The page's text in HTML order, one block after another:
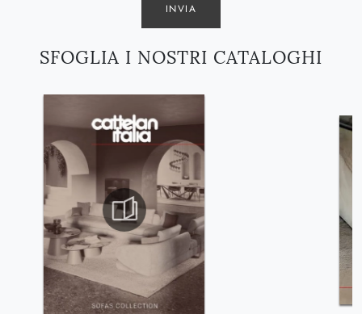
SFOGLIA I NOSTRI CATALOGHI
INVIA